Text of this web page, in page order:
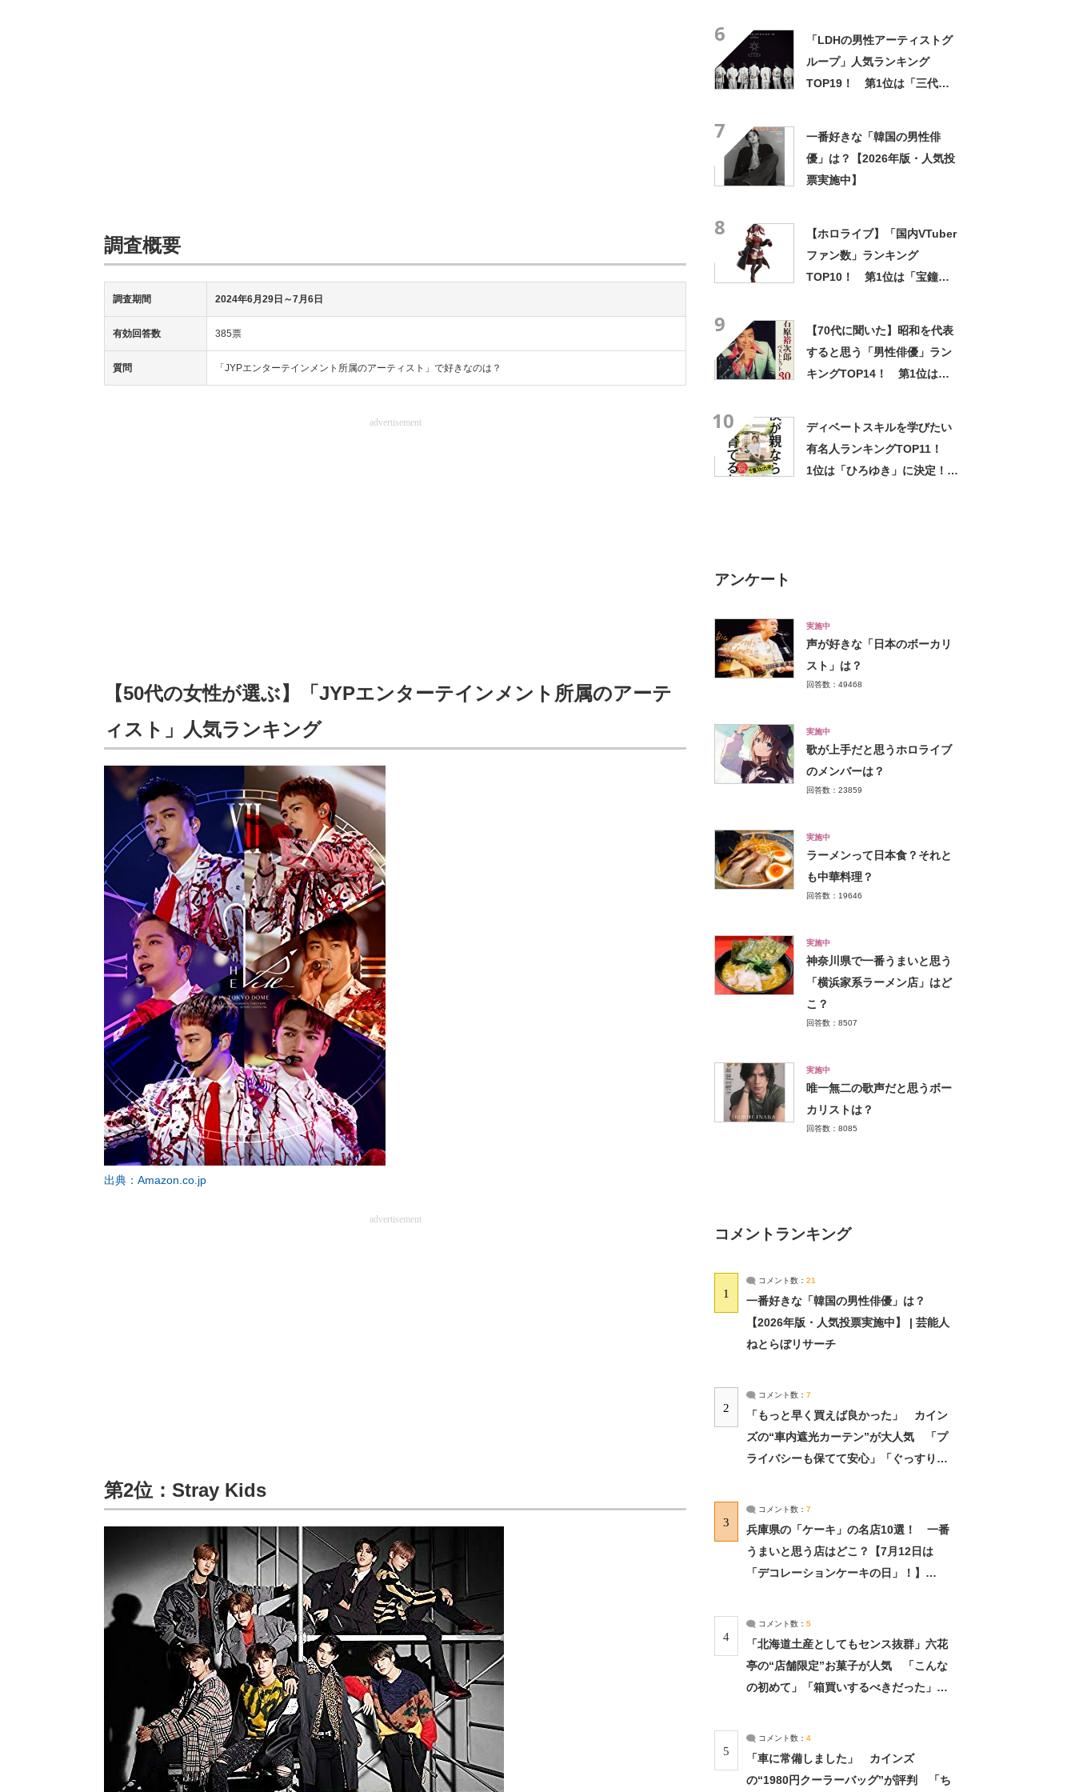
調査概要
調査期間 2024年6月29日 ～7月6日
有効回答数 385票
質問 「JYPエンターテインメント所属のアーティスト」で好きなのは？
advertisement
【50代の女性が選ぶ】「JYPエンターテインメント所属のアーテ
ィスト」人気ランキング
出典：Amazon.co.jp
advertisement
第2位：Stray Kids
6
「LDHの男性アーティストグ
ループ」人気ランキング
TOP19！ 第1位は「三代目 J
7
一番好きな「韓国の男性俳
優」は？【2026年版・人気投
票実施中】
8
【ホロライブ】「国内VTuber
ファン数」ランキング
TOP10！ 第1位は「宝鐘マ
9
【70代に聞いた】昭和を代表
すると思う「男性俳優」ラン
キングTOP14！ 第1位は
10
ディベートスキルを学びたい
有名人ランキングTOP11！
1位は「ひろゆき」に決定！
アンケート
実施中
声が好きな「日本のボーカリ
スト」は？
回答数：49468
実施中
歌が上手だと思うホロライブ
のメンバーは？
回答数：23859
実施中
ラーメンって日本食？それと
も中華料理？
回答数：19646
実施中
神奈川県で一番うまいと思う
「横浜家系ラーメン店」はど
こ？
回答数：8507
実施中
唯一無二の歌声だと思うボー
カリストは？
回答数：8085
コメントランキング
1
コメント数： 21
一番好きな「韓国の男性俳優」は？
【2026年版・人気投票実施中】 | 芸能人
ねとらぼリサーチ
2
コメント数： 7
「もっと早く買えば良かった」 カイン
ズの“車内遮光カーテン”が大人気 「プ
ライバシーも保てて安心」「ぐっすり眠
3
コメント数： 7
兵庫県の「ケーキ」の名店10選！ 一番
うまいと思う店はどこ？【7月12日は
「デコレーションケーキの日」！】
4
コメント数： 5
「北海道土産としてもセンス抜群」六花
亭の“店舗限定”お菓子が人気 「こんな
の初めて」「箱買いするべきだった」
5
コメント数： 4
「車に常備しました」 カインズ
の“1980円クーラーバッグ”が評判 「ち